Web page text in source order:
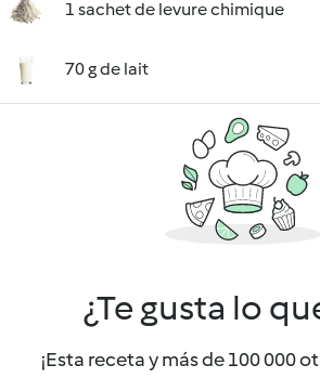
1 sachet de levure chimique
70 g de lait
¿Te gusta lo
¡Esta receta y más de 100 000